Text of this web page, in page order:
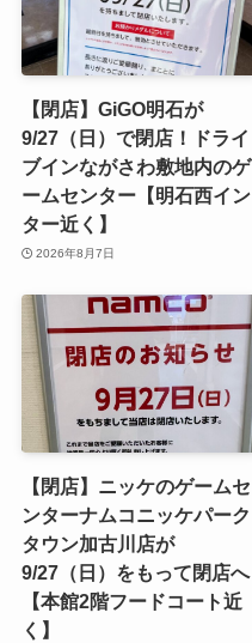
【閉店】GiGO明石が
9/27（日）で閉店！ドライ
ブインながさわ敷地内のゲ
ームセンター【明石西イン
ター近く】
2026年8月7日
【閉店】ニッケのゲームセ
ンターナムコニッケパーク
タウン加古川店が
9/27（日）をもって閉店へ
【本館2階フードコート近
く】